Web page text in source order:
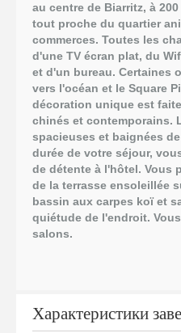
au centre de Biarritz, à
tout proche du quartier
commerces. Toutes les
d'une TV écran plat, du
et d'un bureau. Certaines
vers l'océan et le Square
décoration unique est
chinés et contemporains.
spacieuses et baignées
durée de votre séjour,
de détente à l'hôtel. Vous
de la terrasse ensoleillée
bassin aux carpes koï et
quiétude de l'endroit.
salons.
Характеристики